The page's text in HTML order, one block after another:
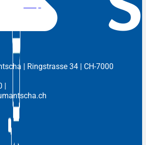
| Ringstrasse 34 | CH-7000